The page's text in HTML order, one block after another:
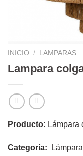
INICIO / LAMPARAS
Lampara
Producto: Lámpara
Categoría: